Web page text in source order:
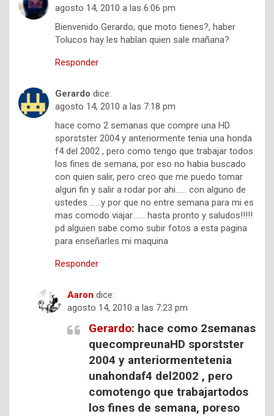
agosto 14, 2010 a las 6:06 pm
Bienvenido Gerardo, que moto tienes?, haber
Tolucos hay les hablan quien sale mañana?
Responder
Gerardo dice:
agosto 14, 2010 a las 7:18 pm
hace como 2 semanas que compre una HD
sporstster 2004 y anteriormente tenia una honda
f4 del 2002 , pero como tengo que trabajar todos
los fines de semana, por eso no habia buscado
con quien salir, pero creo que me puedo tomar
algun fin y salir a rodar por ahi…… con alguno de
ustedes ……y por que no entre semana para mi es
mas comodo viajar……. hasta pronto y saludos!!!!!
pd alguien sabe como subir fotos a esta pagina
para enseñarles mi maquina
Responder
Aaron dice:
agosto 14, 2010 a las 7:23 pm
Gerardo: hace como 2semanas
quecompreunaHD sporstster
2004 y anteriormentetenia
unahondaf4 del2002 , pero
comotengo que trabajartodos
los fines de semana, poreso